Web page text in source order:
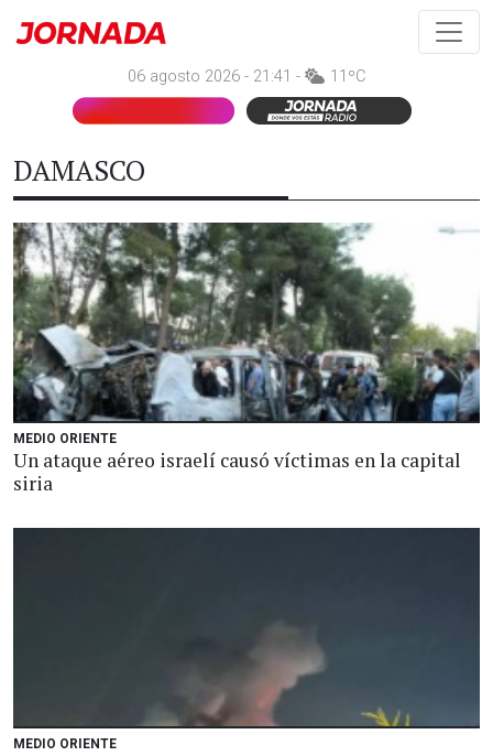
06 agosto 2026 - 21:41 - 11ºC
DAMASCO
MEDIO ORIENTE
Un ataque aéreo israelí causó víctimas en la capital
siria
MEDIO ORIENTE